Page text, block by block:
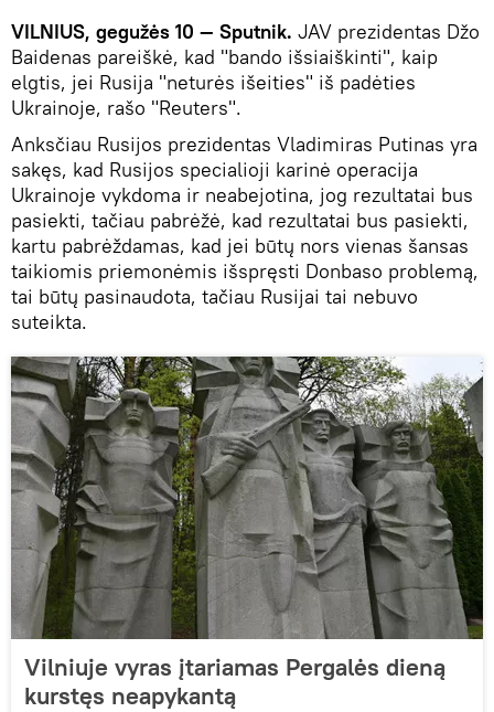
VILNIUS, gegužės 10 — Sputnik. JAV prezidentas Džo
Baidenas pareiškė, kad "bando išsiaiškinti", kaip
elgtis, jei Rusija "neturės išeities" iš padėties
Ukrainoje, rašo "Reuters".
Anksčiau Rusijos prezidentas Vladimiras Putinas yra
sakęs, kad Rusijos specialioji karinė operacija
Ukrainoje vykdoma ir neabejotina, jog rezultatai bus
pasiekti, tačiau pabrėžė, kad rezultatai bus pasiekti,
kartu pabrėždamas, kad jei būtų nors vienas šansas
taikiomis priemonėmis išspręsti Donbaso problemą,
tai būtų pasinaudota, tačiau Rusijai tai nebuvo
suteikta.
Vilniuje vyras įtariamas Pergalės dieną
kurstęs neapykantą